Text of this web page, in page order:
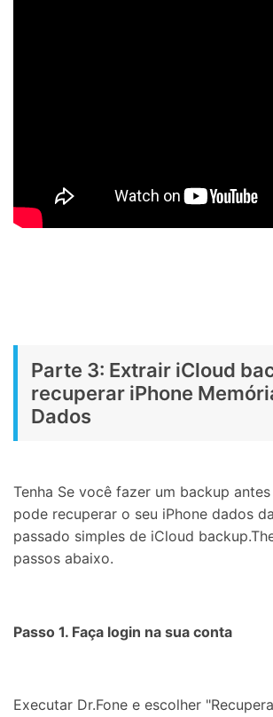
Parte 3: Extrair iCloud
recuperar iPhone
Dados
Tenha Se você fazer um backup
pode recuperar o seu iPhone dados
passado simples de iCloud
passos abaixo.
Passo 1. Faça login na sua conta
Executar Dr.Fone e escolher